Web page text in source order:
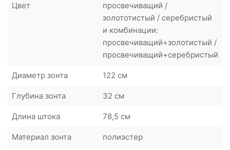
Цвет
просвечиващий /
золототистый / серебристый
и комбинации:
просвечиващий+золотистый /
просвечиващий+серебристый
Диаметр зонта 122 см
Глубина зонта 32 см
Длина штока 78,5 см
Материал зонта полиэстер